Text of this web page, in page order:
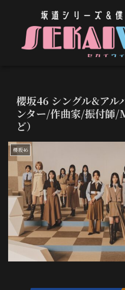
櫻坂46 シングル&アル
ンター/作曲家/振付師
ど）
櫻坂46